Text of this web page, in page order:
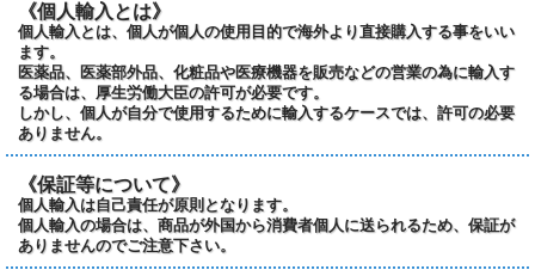
《個人輸入とは》
個人輸入とは、個人が個人の使用目的で海外より直接購入する事をいい
ます。
医薬品、医薬部外品、化粧品や医療機器を販売などの営業の為に輸入す
る場合は、厚生労働大臣の許可が必要です。
しかし、個人が自分で使用するために輸入するケースでは、許可の必要
ありません。
《保証等について》
個人輸入は自己責任が原則となります。
個人輸入の場合は、商品が外国から消費者個人に送られるため、保証が
ありませんのでご注意下さい。